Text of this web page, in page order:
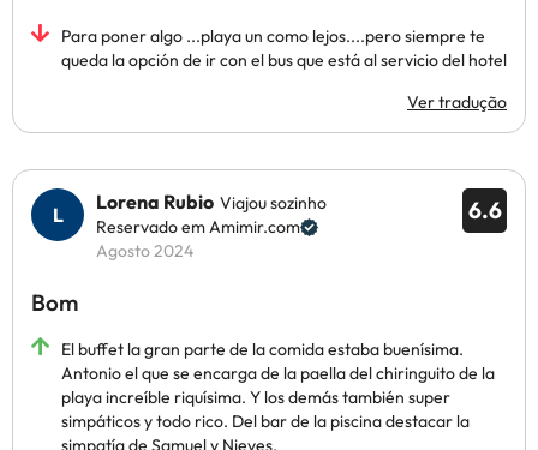
Para poner algo ...playa un como lejos....pero siempre te
queda la opción de ir con el bus que está al servicio del hotel
Ver tradução
6.6
Lorena Rubio Viajou sozinho
Reservado em Amimir.com
Agosto 2024
Bom
El buffet la gran parte de la comida estaba buenísima.
Antonio el que se encarga de la paella del chiringuito de la
playa increíble riquísima. Y los demás también super
simpáticos y todo rico. Del bar de la piscina destacar la
simpatía de Samuel y Nieves.